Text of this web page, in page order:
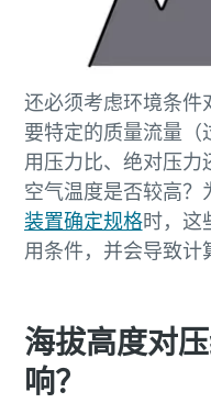
还必须考虑环境条件
要特定的质量流量（
用压力比、绝对压力
空气温度是否较高？
装置确定规格时，这
用条件，并会导致计
海拔高度对
响？